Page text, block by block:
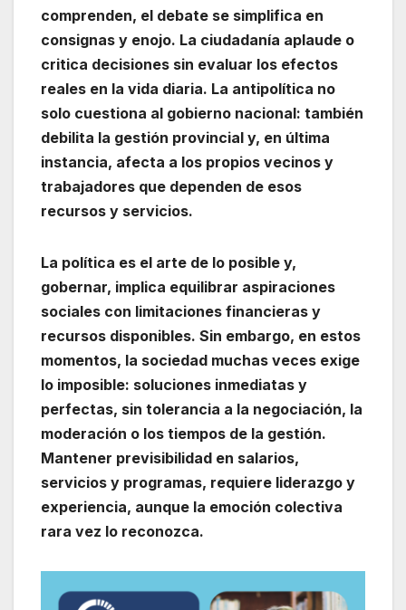
comprenden, el debate se simplifica en
consignas y enojo. La ciudadanía aplaude o
critica decisiones sin evaluar los efectos
reales en la vida diaria. La antipolítica no
solo cuestiona al gobierno nacional: también
debilita la gestión provincial y, en última
instancia, afecta a los propios vecinos y
trabajadores que dependen de esos
recursos y servicios.
La política es el arte de lo posible y,
gobernar, implica equilibrar aspiraciones
sociales con limitaciones financieras y
recursos disponibles. Sin embargo, en estos
momentos, la sociedad muchas veces exige
lo imposible: soluciones inmediatas y
perfectas, sin tolerancia a la negociación, la
moderación o los tiempos de la gestión.
Mantener previsibilidad en salarios,
servicios y programas, requiere liderazgo y
experiencia, aunque la emoción colectiva
rara vez lo reconozca.